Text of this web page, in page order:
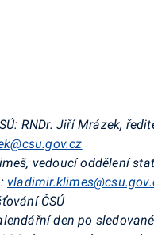
RNDr. Jiří Mrázek,
vedoucí oddělení
ČSÚ
den po